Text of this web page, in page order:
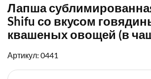
Лапша
Shifu со вкусом
квашеных овощей (в
Артикул: 0441